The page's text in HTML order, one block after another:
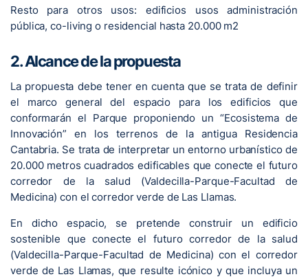
Resto para otros usos: edificios usos administración
pública, co-living o residencial hasta 20.000 m2
2. Alcance de la propuesta
La propuesta debe tener en cuenta que se trata de definir
el marco general del espacio para los edificios que
conformarán el Parque proponiendo un “Ecosistema de
Innovación” en los terrenos de la antigua Residencia
Cantabria. Se trata de interpretar un entorno urbanístico de
20.000 metros cuadrados edificables que conecte el futuro
corredor de la salud (Valdecilla-Parque-Facultad de
Medicina) con el corredor verde de Las Llamas.
En dicho espacio, se pretende construir un edificio
sostenible que conecte el futuro corredor de la salud
(Valdecilla-Parque-Facultad de Medicina) con el corredor
verde de Las Llamas, que resulte icónico y que incluya un